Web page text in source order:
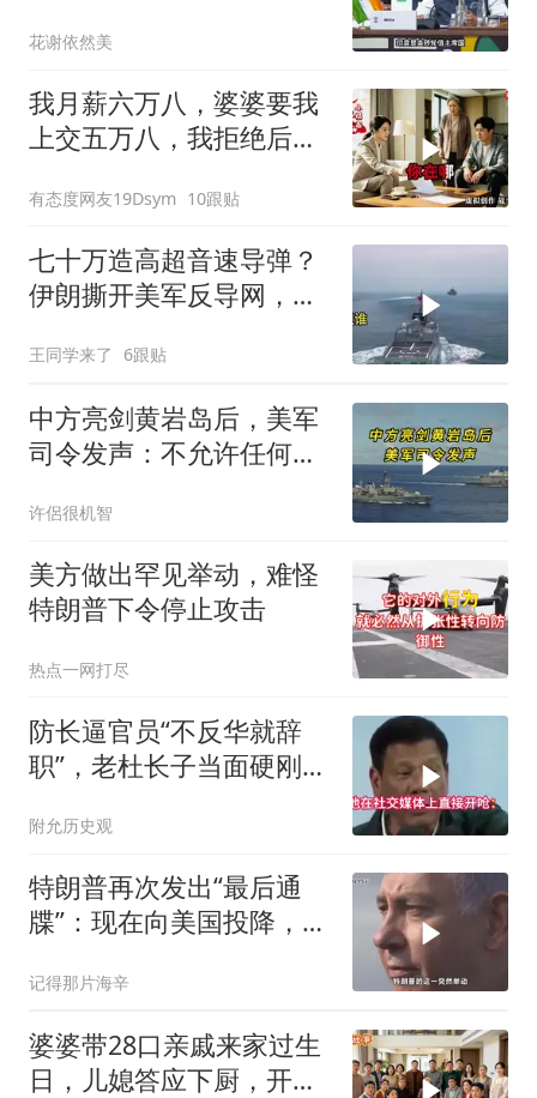
花谢依然美
我月薪六万八，婆婆要我
上交五万八，我拒绝后她
离婚
有态度网友19Dsym 10跟贴
七十万造高超音速导弹？
伊朗撕开美军反导网，炸
王同学来了 6跟贴
中方亮剑黄岩岛后，美军
司令发声：不允许任何国
许侶很机智
美方做出罕见举动，难怪
特朗普下令停止攻击
热点一网打尽
防长逼官员“不反华就辞
职”，老杜长子当面硬刚：
附允历史观
特朗普再次发出“最后通
牒”：现在向美国投降，是
记得那片海辛
婆婆带28口亲戚来家过生
日，儿媳答应下厨，开饭